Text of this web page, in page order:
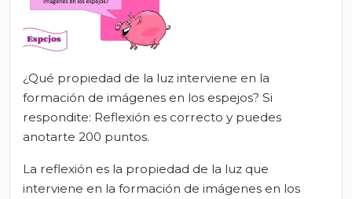
¿Qué propiedad de la luz interviene en la
formación de imágenes en los espejos? Si
respondite: Reflexión es correcto y puedes
anotarte 200 puntos.
La reflexión es la propiedad de la luz que
interviene en la formación de imágenes en los